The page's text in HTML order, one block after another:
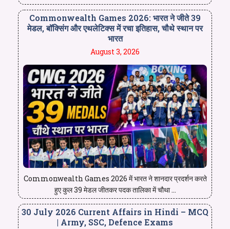
Commonwealth Games 2026: भारत ने जीते 39
मेडल, बॉक्सिंग और एथलेटिक्स में रचा इतिहास, चौथे स्थान पर
भारत
August 3, 2026
Commonwealth Games 2026 में भारत ने शानदार प्रदर्शन करते
हुए कुल 39 मेडल जीतकर पदक तालिका में चौथा ...
30 July 2026 Current Affairs in Hindi – MCQ
| Army, SSC, Defence Exams